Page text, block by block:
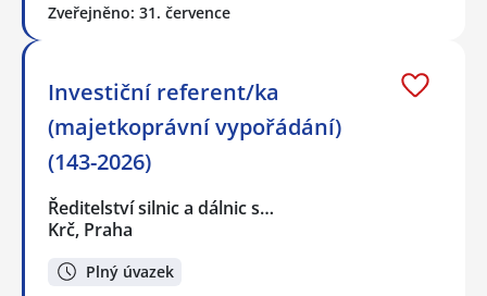
Zveřejněno: 31. července
Investiční referent/ka
(majetkoprávní vypořádání)
(143-2026)
Ředitelství silnic a dálnic s…
Krč, Praha
Plný úvazek